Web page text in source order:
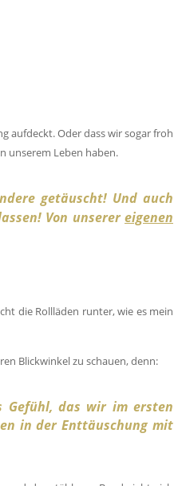
aufdeckt. Oder dass wir sogar froh
unserem Leben haben.
getäuscht! Und auch
Von unserereigenen
die Rollläden runter, wie es mein
Blickwinkel zu schauen, denn:
Gefühl, das wir im ersten
in der Enttäuschung mit